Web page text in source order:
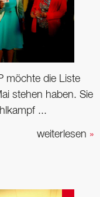
möchte die Liste
stehen haben. Sie
...
weiterlesen »